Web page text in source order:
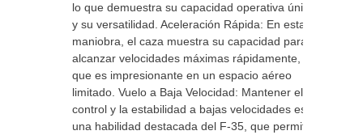
lo que demuestra su capacidad operativa única
y su versatilidad. Aceleración Rápida: En esta
maniobra, el caza muestra su capacidad para
alcanzar velocidades máximas rápidamente, lo
que es impresionante en un espacio aéreo
limitado. Vuelo a Baja Velocidad: Mantener el
control y la estabilidad a bajas velocidades es
una habilidad destacada del F-35, que permite